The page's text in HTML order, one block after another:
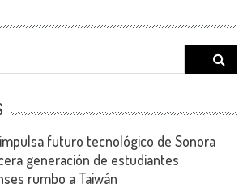
Search
futuro tecnológico de Sonora
generación de estudiantes
rumbo a Taiwán